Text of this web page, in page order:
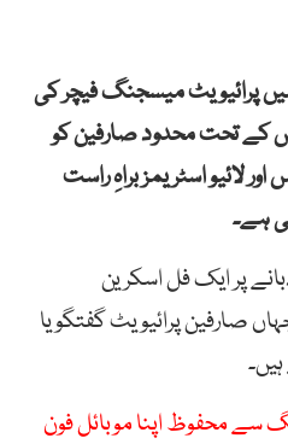
پرائیویٹ میسجنگ فیچر کی
کے تحت محدود صارفین کو
لائیو اسٹریمز براہِ راست
ہے۔
پر ایک فل اسکرین
صارفین پرائیویٹ گفتگو یا
سے محفوظ اپنا موبائل فون